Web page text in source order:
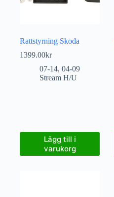
Rattstyrning Skoda
1399.00kr
07-14, 04-09
Stream H/U
Lägg till i
varukorg